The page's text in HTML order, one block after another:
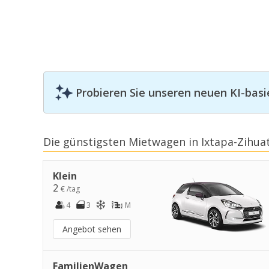
Probieren Sie unseren neuen KI-
Die günstigsten Mietwagen in Ixtapa-
Klein
2 € /tag
4
3 M
Angebot sehen
FamilienWagen